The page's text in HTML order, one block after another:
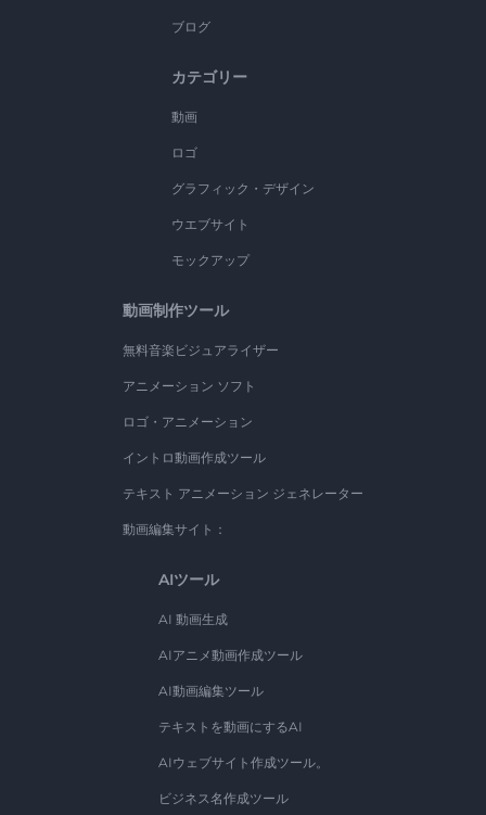
ブログ
カテゴリー
動画
ロゴ
グラフィック・デザイン
ウエブサイト
モックアップ
動画制作ツール
無料音楽ビジュアライザー
アニメーション ソフト
ロゴ・アニメーション
イントロ動画作成ツール
テキスト アニメーション ジェネレーター
動画編集サイト：
AIツール
AI 動画生成
AIアニメ動画作成ツール
AI動画編集ツール
テキストを動画にするAI
AIウェブサイト作成ツール。
ビジネス名作成ツール